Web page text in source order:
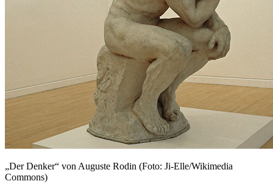
„Der Denker“ von Auguste Rodin (Foto: Ji-Elle/Wikimedia
Commons)